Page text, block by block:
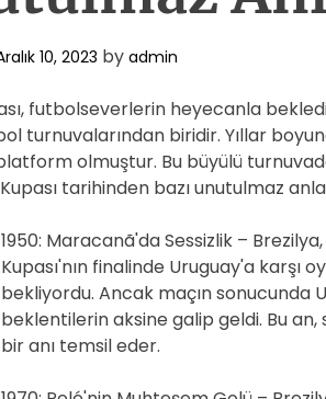
10, 2023 by admin
futbolseverlerin heyecanla
turnuvalarından biridir. Yıllar
olmuştur. Bu büyülü
tarihinden bazı unutulmaz
1950: Maracanã'da Sessizlik –
Kupası'nın finalinde Uruguay'a karşı
bekliyordu. Ancak maçın sonucunda
beklentilerin aksine galip geldi. Bu
bir anı temsil eder.